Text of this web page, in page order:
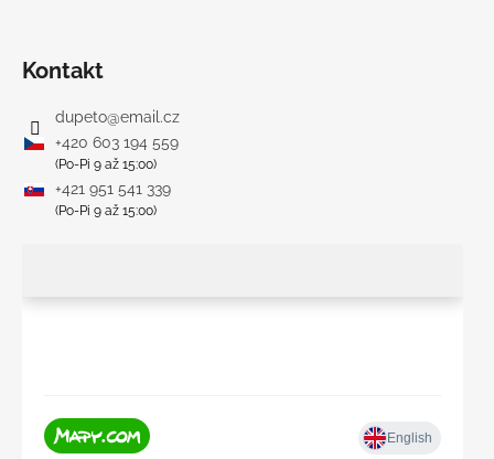
Kontakt
dupeto@email.cz
+420 603 194 559
(Po-Pi 9 až 15:00)
+421 951 541 339
(Po-Pi 9 až 15:00)